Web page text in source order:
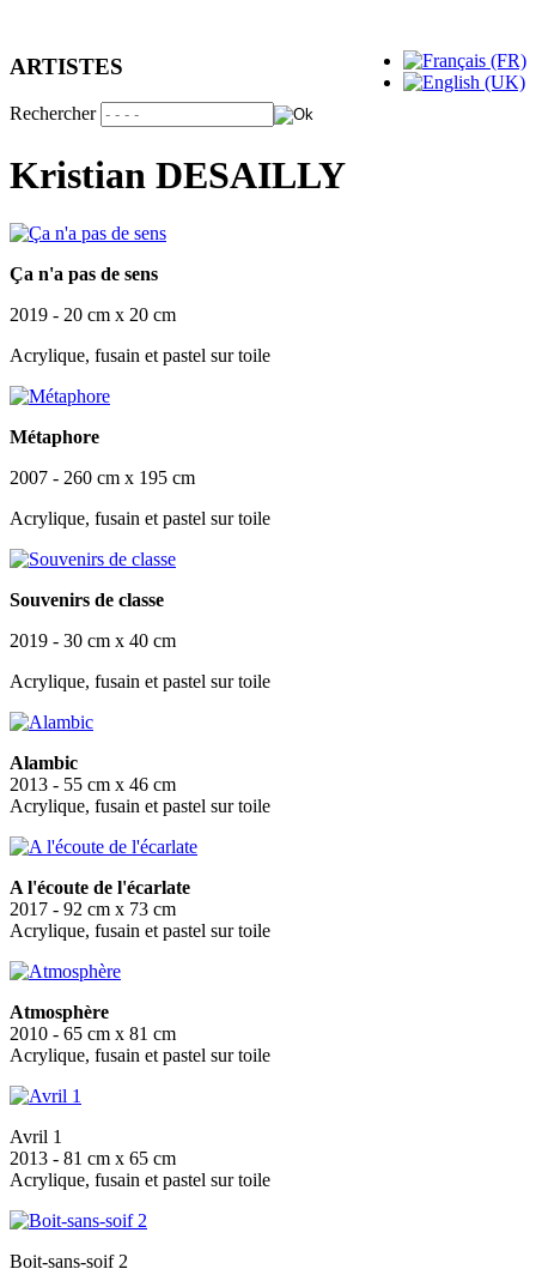
ARTISTES
Rechercher
Kristian DESAILLY
Ça n'a pas de sens
2019 - 20 cm x 20 cm
Acrylique, fusain et pastel sur toile
Métaphore
2007 - 260 cm x 195 cm
Acrylique, fusain et pastel sur toile
Souvenirs de classe
2019 - 30 cm x 40 cm
Acrylique, fusain et pastel sur toile
Alambic
2013 - 55 cm x 46 cm
Acrylique, fusain et pastel sur toile
A l'écoute de l'écarlate
2017 - 92 cm x 73 cm
Acrylique, fusain et pastel sur toile
Atmosphère
2010 - 65 cm x 81 cm
Acrylique, fusain et pastel sur toile
Avril 1
2013 - 81 cm x 65 cm
Acrylique, fusain et pastel sur toile
Boit-sans-soif 2